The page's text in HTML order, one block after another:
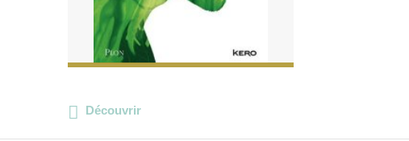
Découvrir